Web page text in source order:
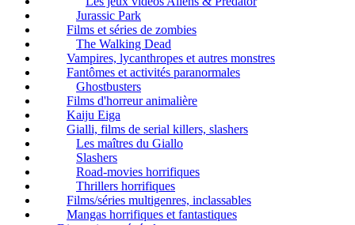
Jurassic Park
Films et séries de zombies
The Walking Dead
Vampires, lycanthropes et autres monstres
Fantômes et activités paranormales
Ghostbusters
Films d'horreur animalière
Kaiju Eiga
Gialli, films de serial killers, slashers
Les maîtres du Giallo
Slashers
Road-movies horrifiques
Thrillers horrifiques
Films/séries multigenres, inclassables
Mangas horrifiques et fantastiques